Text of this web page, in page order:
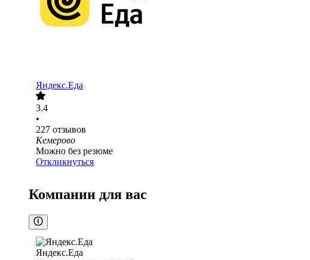
Яндекс.Еда
3.4
•
227 отзывов
Кемерово
Можно без резюме
Откликнуться
Компании для вас
Яндекс.Еда